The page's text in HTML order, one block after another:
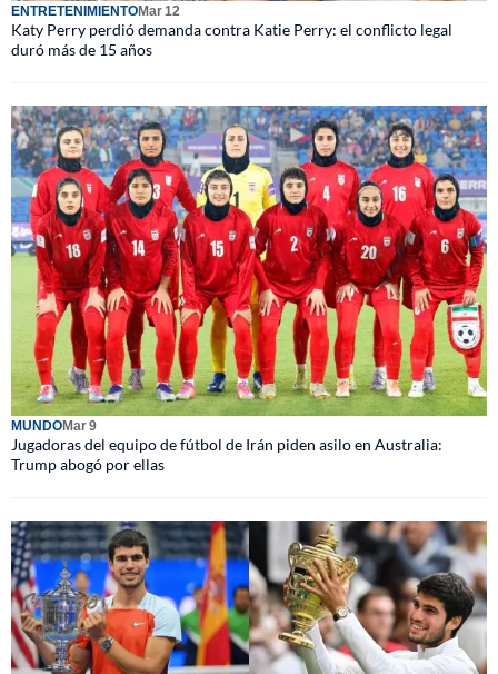
ENTRETENIMIENTOMar 12
Katy Perry perdió demanda contra Katie Perry: el conflicto legal
duró más de 15 años
MUNDOMar 9
Jugadoras del equipo de fútbol de Irán piden asilo en Australia:
Trump abogó por ellas